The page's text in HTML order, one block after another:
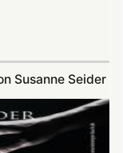
Susanne Seider